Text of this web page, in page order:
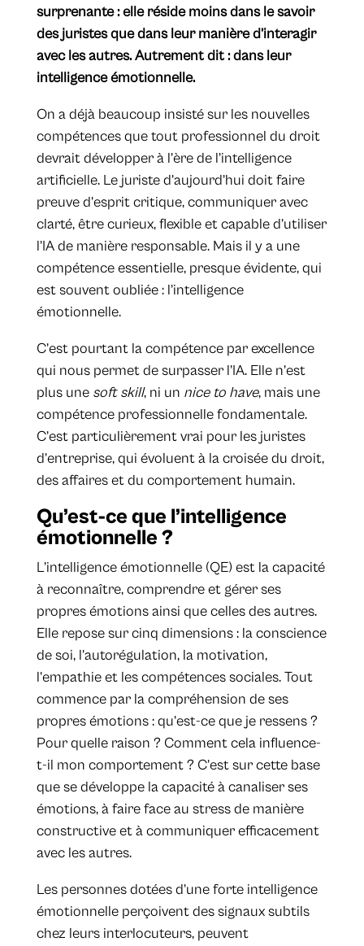
surprenante : elle réside moins dans le savoir
des juristes que dans leur manière d’interagir
avec les autres. Autrement dit : dans leur
intelligence émotionnelle.
On a déjà beaucoup insisté sur les nouvelles
compétences que tout professionnel du droit
devrait développer à l’ère de l’intelligence
artificielle. Le juriste d’aujourd’hui doit faire
preuve d’esprit critique, communiquer avec
clarté, être curieux, flexible et capable d’utiliser
l’IA de manière responsable. Mais il y a une
compétence essentielle, presque évidente, qui
est souvent oubliée : l’intelligence
émotionnelle.
C’est pourtant la compétence par excellence
qui nous permet de surpasser l’IA. Elle n’est
plus une soft skill, ni un nice to have, mais une
compétence professionnelle fondamentale.
C’est particulièrement vrai pour les juristes
d’entreprise, qui évoluent à la croisée du droit,
des affaires et du comportement humain.
Qu’est-ce que l’intelligence
émotionnelle ?
L’intelligence émotionnelle (QE) est la capacité
à reconnaître, comprendre et gérer ses
propres émotions ainsi que celles des autres.
Elle repose sur cinq dimensions : la conscience
de soi, l’autorégulation, la motivation,
l’empathie et les compétences sociales. Tout
commence par la compréhension de ses
propres émotions : qu’est-ce que je ressens ?
Pour quelle raison ? Comment cela influence-
t-il mon comportement ? C’est sur cette base
que se développe la capacité à canaliser ses
émotions, à faire face au stress de manière
constructive et à communiquer efficacement
avec les autres.
Les personnes dotées d’une forte intelligence
émotionnelle perçoivent des signaux subtils
chez leurs interlocuteurs, peuvent